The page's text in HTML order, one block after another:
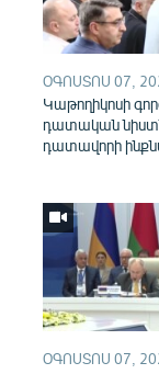
ՕԳՈՍՏՈՍ 07,
Կաթողիկոսի
դատական
դատավորի
ՕԳՈՍՏՈՍ 07,